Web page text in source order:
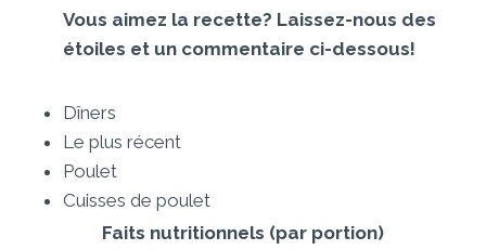
Vous aimez la recette? Laissez-nous des
étoiles et un commentaire ci-dessous!
Dîners
Le plus récent
Poulet
Cuisses de poulet
Faits nutritionnels (par portion)